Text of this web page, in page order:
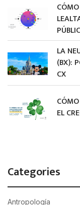
LA
(BX):
CX
EL
Categories
Antropología